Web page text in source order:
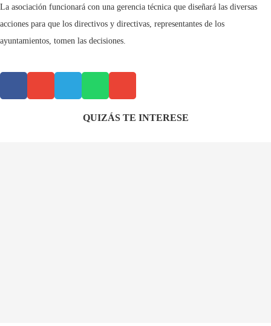
La asociación funcionará con una gerencia técnica que diseñará las diversas
acciones para que los directivos y directivas, representantes de los
ayuntamientos, tomen las decisiones.
QUIZÁS TE INTERESE